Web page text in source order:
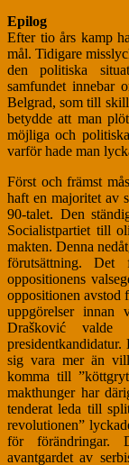
Epilog
Efter tio års kamp
mål. Tidigare
den politiska
samfundet innebar
Belgrad, som till
betydde att man
möjliga och
varför hade man
Först och främst
haft en majoritet av
90-talet. Den
Socialistpartiet till
makten. Denna
förutsättning. Det
oppositionens
oppositionen avstod
uppgörelser innan
Drašković
sig vara mer än
komma till
makthunger har
tenderat leda till
revolutionen”
för förändringar.
avantgardet av